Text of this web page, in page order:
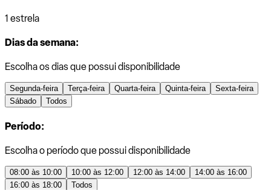
1 estrela
Dias da semana:
Escolha os dias que possui disponibilidade
Segunda-feira Terça-feira Quarta-feira Quinta-feira
Sexta-feira
Sábado
Todos
Período:
Escolha o período que possui disponibilidade
08:00 às 10:00 10:00 às 12:00 12:00 às 14:00
14:00 às 16:00
16:00 às 18:00
Todos